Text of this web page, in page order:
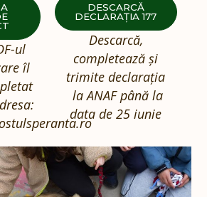
ul
îl
DESCARCĂ
DECLARAȚIA 177
Descarcă,
completează și
trimite declarația
la ANAF până la
data de 25 iunie